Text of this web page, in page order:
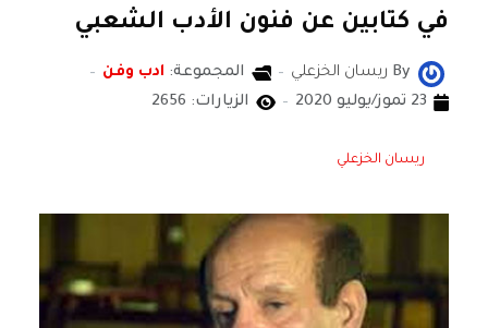
في كتابين عن فنون الأدب الشعبي
By ريسان الخزعلي المجموعة: ادب وفن
23 تموز/يوليو 2020
الزيارات: 2656
ريسان الخزعلي